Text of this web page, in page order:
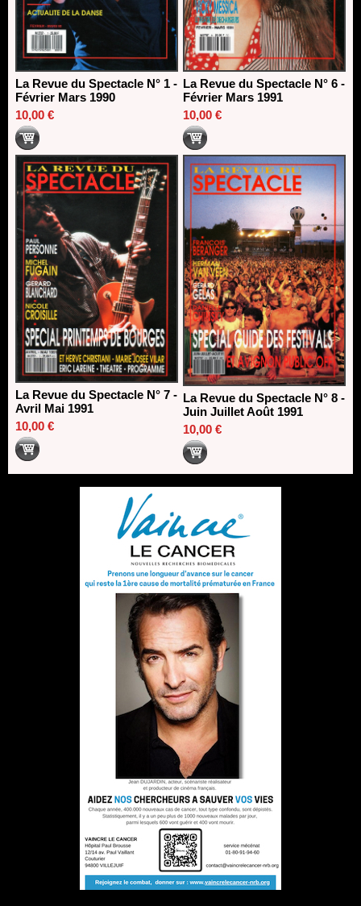
La Revue du Spectacle N° 1 -
Février Mars 1990
10,00 €
La Revue du Spectacle N° 6 -
Février Mars 1991
10,00 €
La Revue du Spectacle N° 7 -
Avril Mai 1991
10,00 €
La Revue du Spectacle N° 8 -
Juin Juillet Août 1991
10,00 €